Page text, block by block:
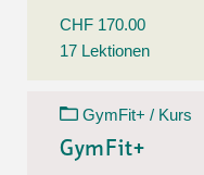
CHF 170.00
17 Lektionen
GymFit+ / Kurs
GymFit+